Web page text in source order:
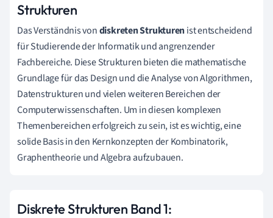
Strukturen
Das Verständnis vondiskreten Strukturenist entscheidend
für Studierende der Informatik und angrenzender
Fachbereiche. Diese Strukturen bieten die mathematische
Grundlage für das Design und die Analyse von Algorithmen,
Datenstrukturen und vielen weiteren Bereichen der
Computerwissenschaften. Um in diesen komplexen
Themenbereichen erfolgreich zu sein, ist es wichtig, eine
solide Basis in den Kernkonzepten der Kombinatorik,
Graphentheorie und Algebra aufzubauen.
Diskrete Strukturen Band 1: